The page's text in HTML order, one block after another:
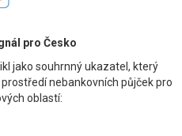
pro Česko
jako souhrnný ukazatel, který
nebankovních půjček pro
oblastí: